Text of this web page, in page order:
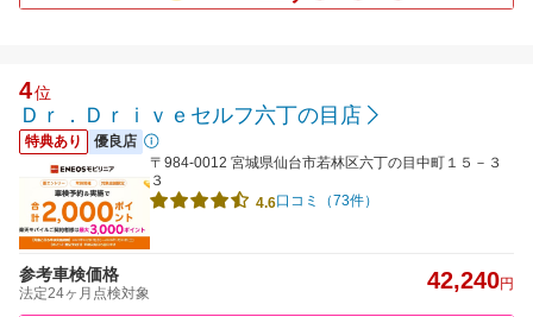
4位
Ｄｒ．Ｄｒｉｖｅセルフ六丁の目店
特典あり
優良店
〒984-0012 宮城県仙台市若林区六丁の目中町１５－３
３
4.6口コミ（73件）
参考車検価格
法定24ヶ月点検対象 42,240円